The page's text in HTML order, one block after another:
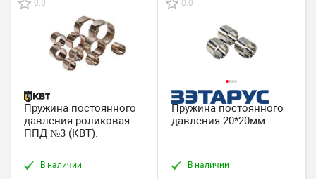
0.0
Пружина постоянного
давления роликовая
ППД №3 (КВТ).
В наличии
0.0
Пружина постоянного
давления 20*20мм.
В наличии